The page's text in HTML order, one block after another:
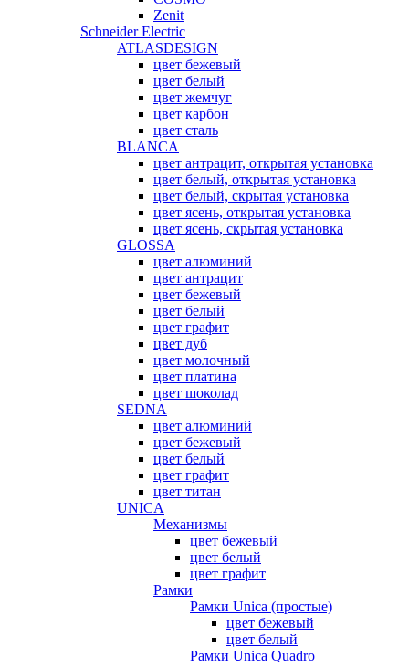
Zenit
Schneider Electric
ATLASDESIGN
цвет бежевый
цвет белый
цвет жемчуг
цвет карбон
цвет сталь
BLANCA
цвет антрацит, открытая установка
цвет белый, открытая установка
цвет белый, скрытая установка
цвет ясень, открытая установка
цвет ясень, скрытая установка
GLOSSA
цвет алюминий
цвет антрацит
цвет бежевый
цвет белый
цвет графит
цвет дуб
цвет молочный
цвет платина
цвет шоколад
SEDNA
цвет алюминий
цвет бежевый
цвет белый
цвет графит
цвет титан
UNICA
Механизмы
цвет бежевый
цвет белый
цвет графит
Рамки
Рамки Unica (простые)
цвет бежевый
цвет белый
Рамки Unica Quadro